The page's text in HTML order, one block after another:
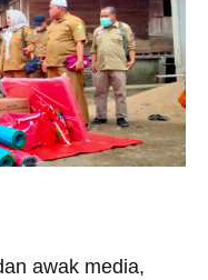
awak media,